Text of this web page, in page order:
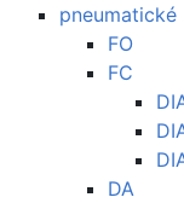
pneumatické
FO
FC
DA